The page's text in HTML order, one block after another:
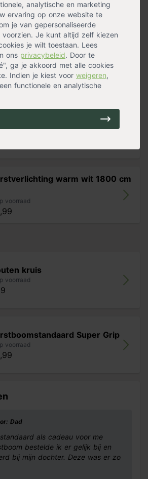
analytische en marketing
ervaring op onze website te
je van gepersonaliseerde
Je kunt altijd zelf kiezen
je wilt toestaan. Lees
ons privacybeleid. Door te
ga je akkoord met alle cookies
Indien je kiest voor weigeren,
functionele en analytische
de keuze voor de variant die
hoogte van je boom.
voorraad
rotan
voorraad
warm wit 1800 cm
voorraad
kruis
voorraad
Super Grip
voorraad
Dad
als cadeau voor me
bestelde ik er gelijk bij en
bij mijn dochter. Deze was er zo